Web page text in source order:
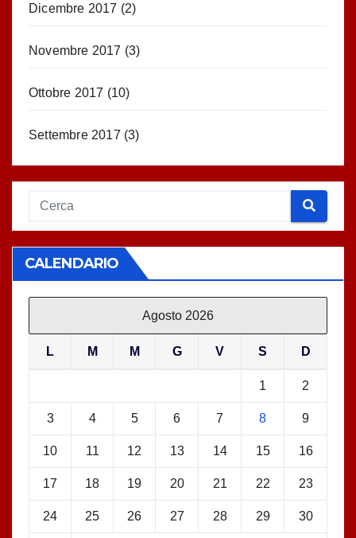
Dicembre 2017 (2)
Novembre 2017 (3)
Ottobre 2017 (10)
Settembre 2017 (3)
CALENDARIO
Agosto 2026
L M M G V S D
1 2
3 4 5 6 7 8 9
10 11 12 13 14 15 16
17 18 19 20 21 22 23
24 25 26 27 28 29 30